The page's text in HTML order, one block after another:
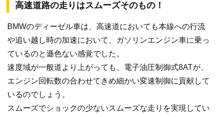
高速道路の走りはスムーズそのもの！
BMWのディーゼル車は、高速道においても本線への行流
や追い越し時の加速において、ガソリンエンジン車に乗っ
ているのと遜色ない感覚でした。
速度域が一般道より上がっても、電子油圧制御式8ATが、
エンジン回転数の合わせてきめ細かい変速制御に貢献して
いるのでしょう。
スムーズでショックの少ないスムーズな走りを実現してい